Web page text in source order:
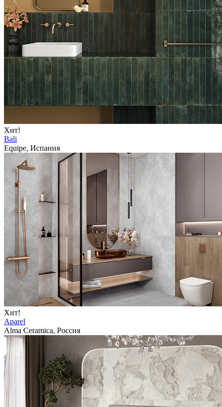
Хит!
Bali
Equipe, Испания
Хит!
Aparel
Alma Ceramica, Россия